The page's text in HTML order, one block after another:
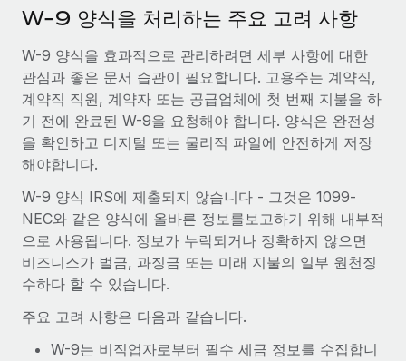
글로벌 인재 이동 및 전근
복리후생
손쉬운 직원 복리후생 관리
블로그
Remote 제품 관련 소식: Gusto 및 Xero와의 통합과
Remote Contractor Management Plus
Remote의 사명은 모든 규모의 기업이 전 세계 어디서든 업무에 가
장 적합 사람을 찾아 채용 및 관리하고 급여를 지급하도록 돕는 것
입니다. 이를 위해 최근 몇 주 동안 새로운...
자세히 알아보기
채용을 확장한 방법
W-9 양식을 처리하는 주요 고려 사항
W-9 양식을 효과적으로 관리하려면 세부 사항에 대한
관심과 좋은 문서 습관이 필요합니다. 고용주는 계약직,
계약직 직원, 계약자 또는 공급업체에 첫 번째 지불을 하
기 전에 완료된 W-9을 요청해야 합니다. 양식은 완전성
을 확인하고 디지털 또는 물리적 파일에 안전하게 저장
해야합니다.
W-9 양식 IRS에 제출되지 않습니다 - 그것은 1099-
NEC와 같은 양식에 올바른 정보를보고하기 위해 내부적
으로 사용됩니다. 정보가 누락되거나 정확하지 않으면
비즈니스가 벌금, 과징금 또는 미래 지불의 일부 원천징
수하다 할 수 있습니다.
주요 고려 사항은 다음과 같습니다.
W-9는 비직업자로부터 필수 세금 정보를 수집합니